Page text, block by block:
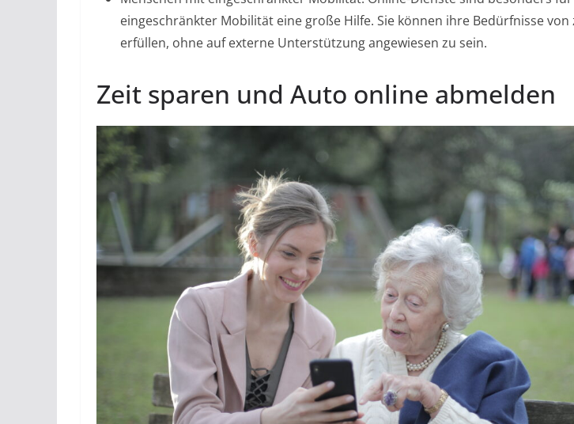
eingeschränkter Mobilität eine große Hilfe. Sie können ihre Bedürfnisse von
erfüllen, ohne auf externe Unterstützung angewiesen zu sein.
Zeit sparen und Auto online abmelden